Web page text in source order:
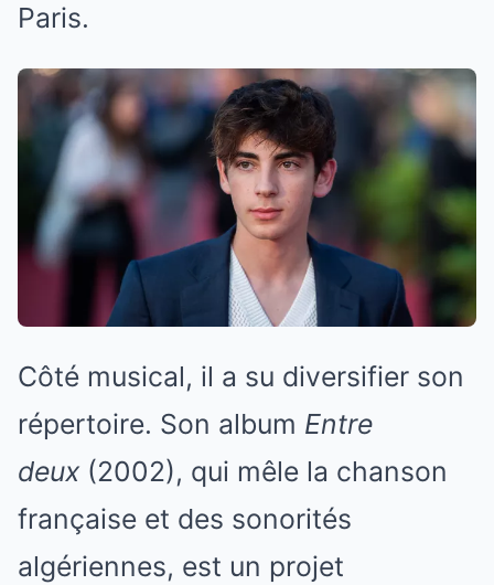
Paris.
Côté musical, il a su diversifier son
répertoire. Son album Entre
deux (2002), qui mêle la chanson
française et des sonorités
algériennes, est un projet